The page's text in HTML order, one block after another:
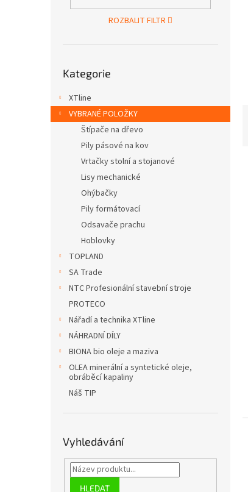
ROZBALIT FILTR
kategorie
Kategorie
XTline
VYBRANÉ POLOŽKY
Štípače na dřevo
Pily pásové na kov
Vrtačky stolní a stojanové
Lisy mechanické
Ohýbačky
Pily formátovací
Odsavače prachu
Hoblovky
TOPLAND
SA Trade
NTC Profesionální stavební stroje
PROTECO
Nářadí a technika XTline
NÁHRADNÍ DÍLY
BIONA bio oleje a maziva
OLEA minerální a syntetické oleje,
obráběcí kapaliny
Náš TIP
Vyhledávání
HLEDAT